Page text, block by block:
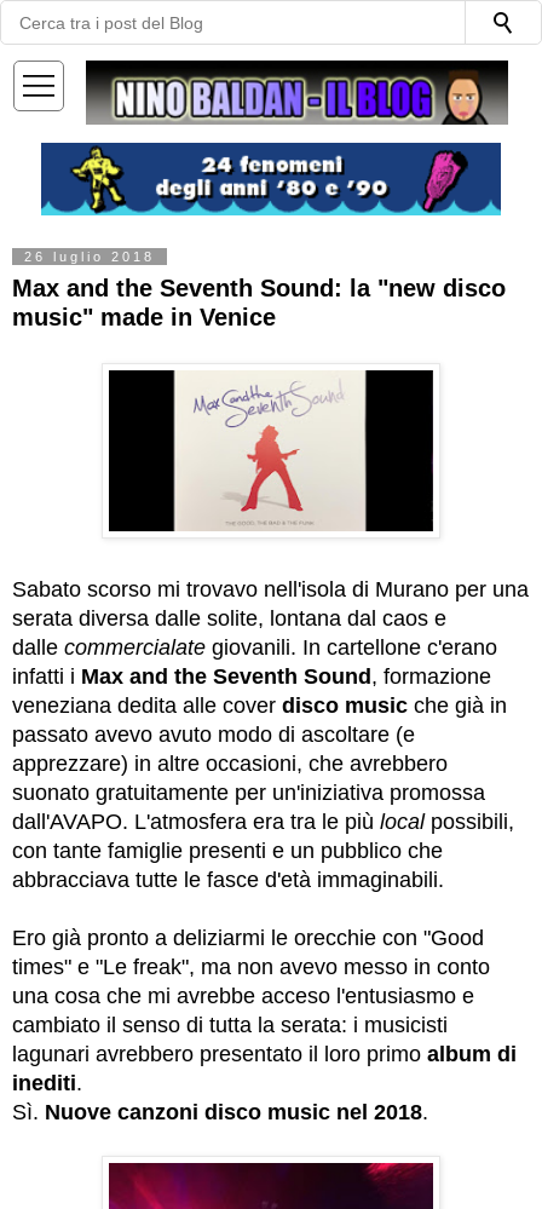
—
—
—
26 luglio 2018
Max and the Seventh Sound: la "new disco
music" made in Venice
Sabato scorso mi trovavo nell'isola di Murano per una
serata diversa dalle solite, lontana dal caos e
dalle commercialate giovanili. In cartellone c'erano
infatti i Max and the Seventh Sound , formazione
veneziana dedita alle cover disco music che già in
passato avevo avuto modo di ascoltare (e
apprezzare) in altre occasioni, che avrebbero
suonato gratuitamente per un'iniziativa promossa
dall'AVAPO. L'atmosfera era tra le più local possibili,
con tante famiglie presenti e un pubblico che
abbracciava tutte le fasce d'età immaginabili.
Ero già pronto a deliziarmi le orecchie con "Good
times" e "Le freak", ma non avevo messo in conto
una cosa che mi avrebbe acceso l'entusiasmo e
cambiato il senso di tutta la serata: i musicisti
lagunari avrebbero presentato il loro primo album di
inediti.
Sì. Nuove canzoni disco music nel 2018.